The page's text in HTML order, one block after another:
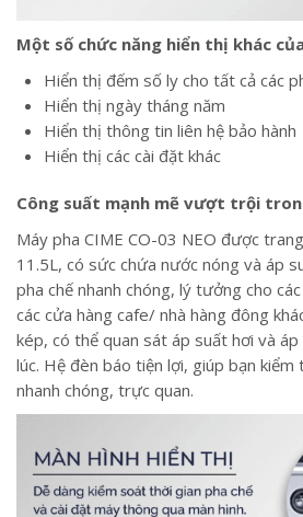
Một số chức năng hiển thị khác
Hiển thị đếm số ly cho tất cả các
Hiển thị ngày tháng năm
Hiển thị thông tin liên hệ bảo hành
Hiển thị các cài đặt khác
Công suất mạnh mẽ vượt trội
Máy pha CIME CO-03 NEO được
11.5L, có sức chứa nước nóng và áp
pha chế nhanh chóng, lý tưởng cho
các cửa hàng cafe/ nhà hàng đông
kép, có thể quan sát áp suất hơi và
lúc. Hệ đèn báo tiện lợi, giúp bạn kiểm
nhanh chóng, trực quan.